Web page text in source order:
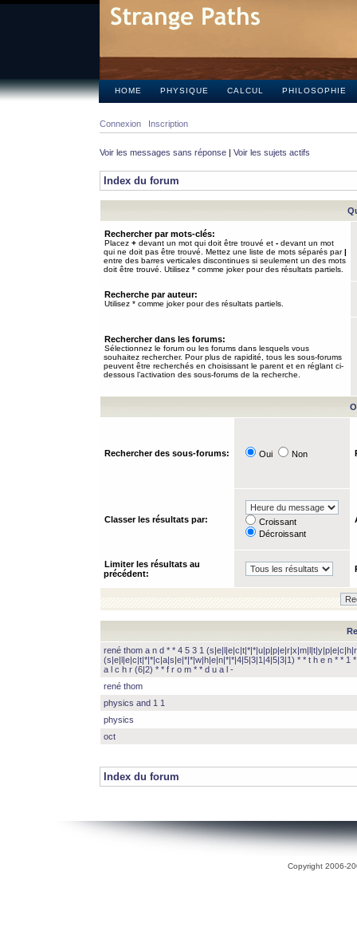
HOME PHYSIQUE CALCUL PHILOSOPHIE
Connexion Inscription
Voir les messages sans réponse | Voir les sujets actifs
Index du forum
Rechercher par mots-clés:
Placez + devant un mot qui doit être trouvé et - devant un mot
qui ne doit pas être trouvé. Mettez une liste de mots séparés par|
entre des barres verticales discontinues si seulement un des mots
doit être trouvé. Utilisez * comme joker pour des résultats partiels.
Recherche par auteur:
Utilisez * comme joker pour des résultats partiels.
Rechercher dans les forums:
Sélectionnez le forum ou les forums dans lesquels vous
souhaitez rechercher. Pour plus de rapidité, tous les sous-forums
peuvent être recherchés en choisissant le parent et en réglant ci-
dessous l’activation des sous-forums de la recherche.
Rechercher des sous-forums: Oui Non
Classer les résultats par:
Croissant
Décroissant
Limiter les résultats au
précédent:
rené thom a n d * * 4 5 3 1
(s|e|l|e|c|t|*|*|c|a|s|e|*|*|w|h|e|n|*|*|4|5|3|1|4|5|3|1) * * t h e n * * 1
a l c h r (6|2) * * f r o m * * d u a l -
rené thom
physics and 1 1
physics
oct
Index du forum
Copyright 2006-